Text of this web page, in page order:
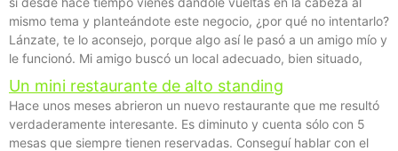
mismo tema y planteándote este negocio, ¿por qué no intentarlo?
Lánzate, te lo aconsejo, porque algo así le pasó a un amigo mío y
le funcionó. Mi amigo buscó un local adecuado, bien situado,
Un mini restaurante de alto standing
Hace unos meses abrieron un nuevo restaurante que me resultó
verdaderamente interesante. Es diminuto y cuenta sólo con 5
mesas que siempre tienen reservadas. Conseguí hablar con el